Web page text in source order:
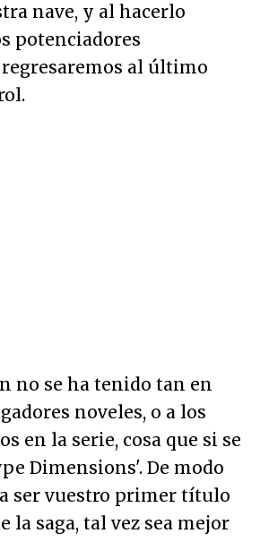
nave, y al hacerlo
potenciadores
al último
no se ha tenido tan en
noveles, o a los
en la serie, cosa que si se
Dimensions'. De modo
a ser vuestro primer título
la saga, tal vez sea mejor